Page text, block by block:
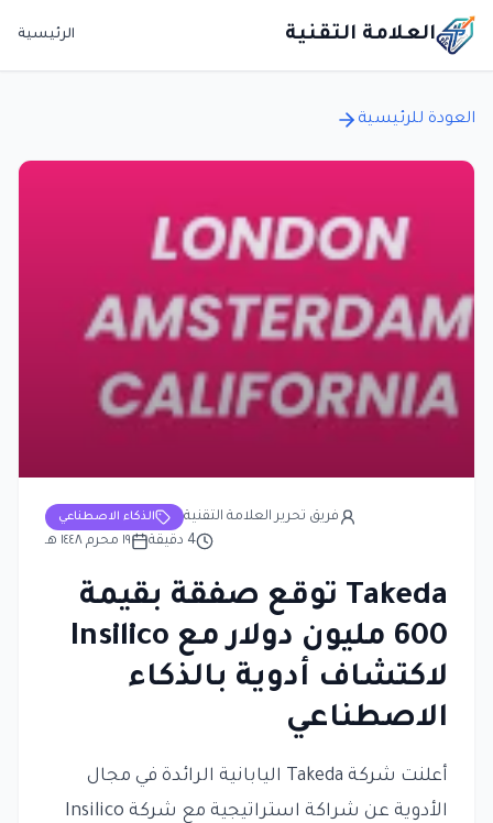
العلامة التقنية الرئيسية
العودة للرئيسية
الذكاء الاصطناعي
فريق تحرير العلامة التقنية
١٩ محرم ١٤٤٨ هـ
4 دقيقة
Takeda توقع صفقة بقيمة
600 مليون دولار مع Insilico
لاكتشاف أدوية بالذكاء
الاصطناعي
أعلنت شركة Takeda اليابانية الرائدة في مجال
الأدوية عن شراكة استراتيجية مع شركة Insilico